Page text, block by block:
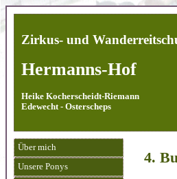
Zirkus- und
Hermanns-Hof
Heike Kocherscheidt-Riemann
Edewecht - Osterscheps
Über mich
Unsere Ponys
4.